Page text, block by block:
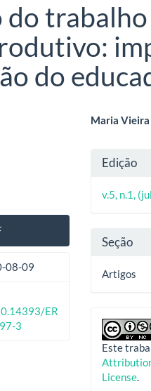
do
do
08-09
ER
3
artigo
Maria Vieira
do
artigo
Edição
v.5, n.1,
Seção
Artigos
Este
License